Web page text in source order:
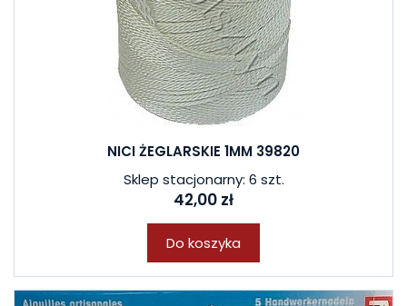
NICI ŻEGLARSKIE 1MM 39820
Sklep stacjonarny: 6 szt.
42,00 zł
Do koszyka